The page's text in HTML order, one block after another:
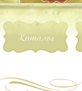
Каталог